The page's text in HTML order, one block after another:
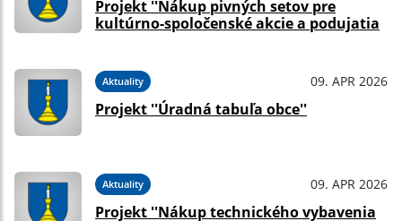
Projekt ''Nákup pivných setov pre
kultúrno-spoločenské akcie a podujatia
Aktuality 09. APR 2026
Projekt ''Úradná tabuľa obce''
Aktuality 09. APR 2026
Projekt ''Nákup technického vybavenia